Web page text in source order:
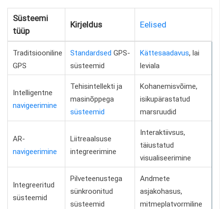
Süsteemi
tüüp
Kirjeldus Eelised
Traditsiooniline
GPS
Standardsed GPS-
süsteemid
Kättesaadavus, lai
leviala
Intelligentne
navigeerimine
Tehisintellekti ja
masinõppega
süsteemid
Kohanemisvõime,
isikupärastatud
marsruudid
AR-
navigeerimine
Liitreaalsuse
integreerimine
Interaktiivsus,
täiustatud
visualiseerimine
Integreeritud
süsteemid
Pilveteenustega
sünkroonitud
süsteemid
Andmete
asjakohasus,
mitmeplatvormiline